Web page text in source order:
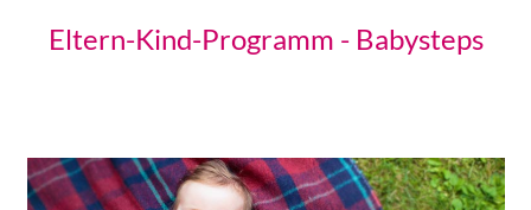
Eltern-Kind-Programm - Babysteps